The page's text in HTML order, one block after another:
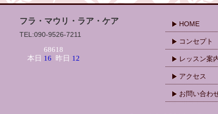
フラ・マウリ・ラア・ケア
TEL:090-9526-7211
HOME
コンセプト
レッスン案
アクセス
お問い合わ